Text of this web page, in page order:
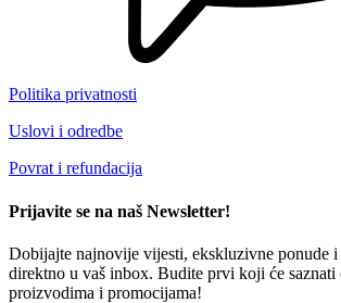
Politika privatnosti
Uslovi i odredbe
Povrat i refundacija
Prijavite se na naš Newsletter!
Dobijajte najnovije vijesti, ekskluzivne ponude i
direktno u vaš inbox. Budite prvi koji će saznati
proizvodima i promocijama!